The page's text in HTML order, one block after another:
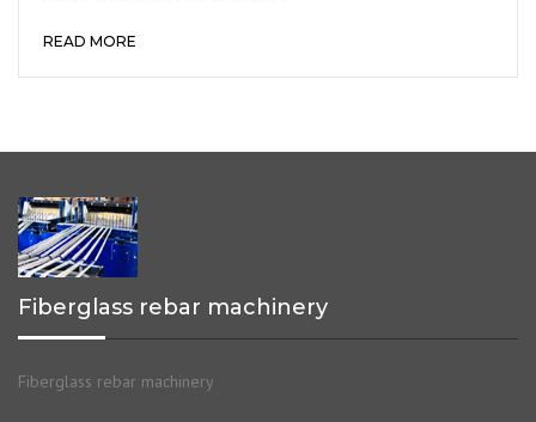
READ MORE
Fiberglass rebar machinery
Fiberglass rebar machinery